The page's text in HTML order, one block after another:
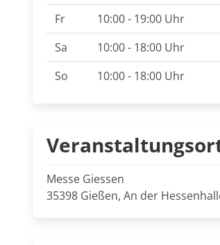
Fr
10:00 - 19:00 Uhr
Sa
10:00 - 18:00 Uhr
So
10:00 - 18:00 Uhr
Messe Giessen
35398 Gießen, An der